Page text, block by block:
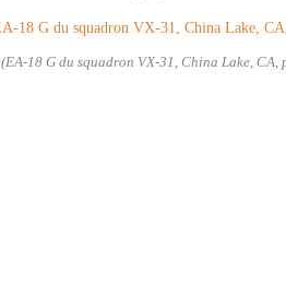
(EA-18 G du squadron VX-31, China Lake,